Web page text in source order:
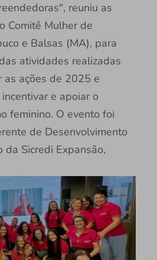
reuniu as
Comitê Mulher de
e Balsas (MA), para
atividades realizadas
ações de 2025 e
e apoiar o
feminino. O evento foi
de Desenvolvimento
da Sicredi Expansão,